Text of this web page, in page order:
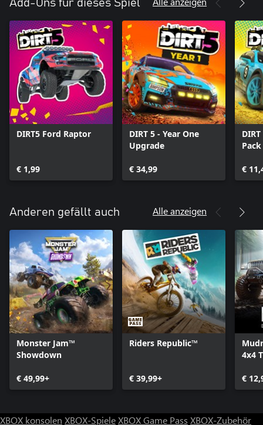
Add-Ons für dieses Spiel
DIRT5 Ford Raptor
€ 1,99
DIRT 5 - Year One
Upgrade
€ 34,99
Pack
€
Anderen gefällt auch Alle anzeigen
Monster Jam™
Showdown
€ 49,99+
Riders Republic™
€ 39,99+
4x4
€
XBOX konsolen XBOX-SpieleXBOX Game Pass XBOX-Zubehör